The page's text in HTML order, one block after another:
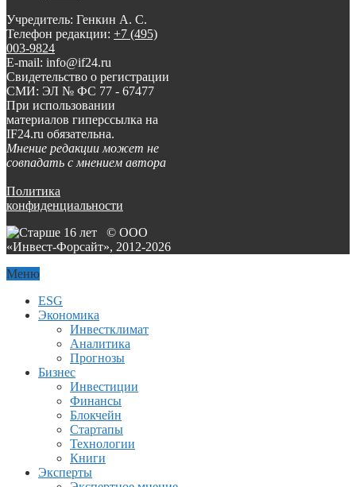
Учредитель: Генкин А. С.
Телефон редакции: +7 (495)
003-9824
E-mail: info@if24.ru
Свидетельство о регистрации
СМИ: ЭЛ № ФС 77 - 67477
При использовании
материалов гиперссылка на
IF24.ru обязательна.
Мнение редакции может не
совпадать с мнением автора
Политика
конфиденциальности
© ООО
«Инвест-Форсайт», 2012-2026
Меню
ESG
Экономика
Инвестклимат
Аналитика
Прогнозы
Бизнес
Инвестиции
Финансы
Блокчейн
Стартапы
Технологии
Книги
Эксперты